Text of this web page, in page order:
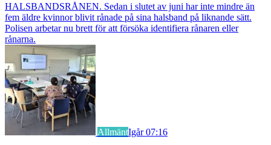
HALSBANDSRÅNEN. Sedan i slutet av juni har inte mindre än
fem äldre kvinnor blivit rånade på sina halsband på liknande sätt.
Polisen arbetar nu brett för att försöka identifiera rånaren eller
rånarna.
AllmäntIgår 07:16